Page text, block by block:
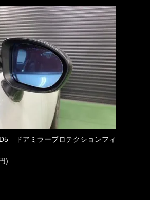
ドアミラープロテクションフィ
)